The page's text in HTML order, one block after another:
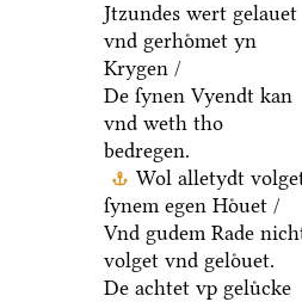
Jtzundes wert gelauet
vnd gerhoͤmet yn
Krygen /
De ſynen Vyendt kan
vnd weth tho
bedregen.
Wol alletydt
ſynem egen Hoͤuet /
Vnd gudem Rade
volget vnd geloͤuet.
De achtet vp geluͤcke